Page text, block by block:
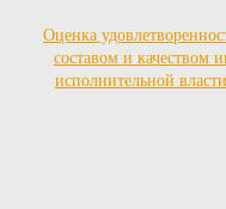
Оценка
составом и качеством
исполнительной